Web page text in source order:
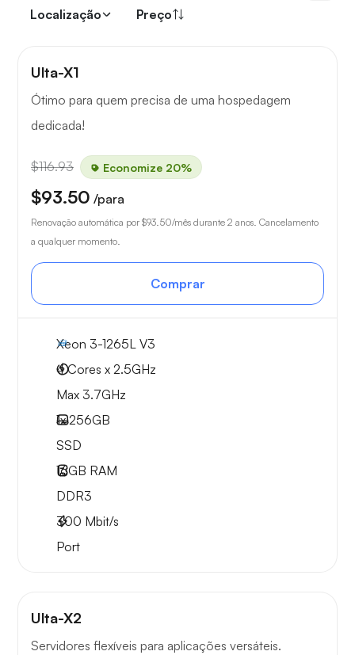
Localização
Preço
Ulta-X1
Ótimo para quem precisa de uma hospedagem
dedicada!
$116.93 Economize 20%
$93.50 /para
Renovação automática por $93.50/mês durante 2 anos. Cancelamento
a qualquer momento.
Comprar
Xeon 3-1265L V3
4 Cores x 2.5GHz
Max 3.7GHz
1x256GB
SSD
16GB RAM
DDR3
300 Mbit/s
Port
Ulta-X2
Servidores flexíveis para aplicações versáteis.